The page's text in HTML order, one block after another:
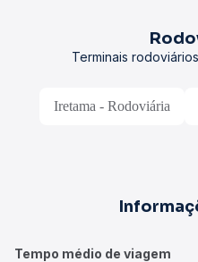
Terminais
Iretama - Rodoviária
Tempo médio de viagem